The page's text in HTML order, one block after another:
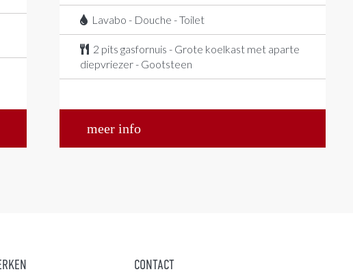
Lavabo - Douche - Toilet
2 pits gasfornuis - Grote koelkast met aparte
diepvriezer - Gootsteen
meer info
CONTACT